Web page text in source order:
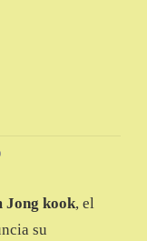
KOOK
Jong kook, el
su